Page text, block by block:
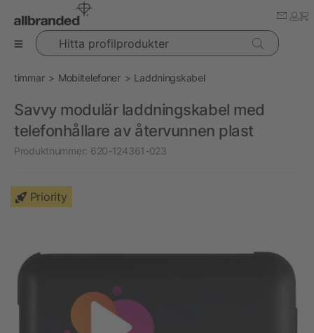
Hitta profilprodukter
timmar Mobiltelefoner Laddningskabel
Savvy modulär laddningskabel med
telefonhållare av återvunnen plast
Produktnummer: 620-124361-023
Priority